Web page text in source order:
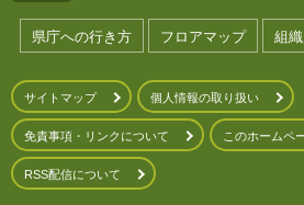
県庁への行き方 フロアマップ 組
サイトマップ 個人情報の取り扱い
免責事項・リンクについて このホームペ
RSS配信について